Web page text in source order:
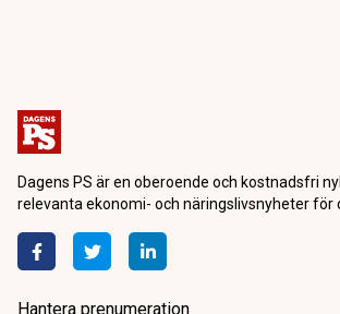
Dagensps.se
Reseexperten: "Fyra
aldrig skulle göra"